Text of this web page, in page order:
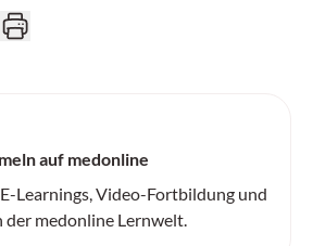
auf medonline
Learnings, Video-Fortbildung und
der medonline Lernwelt.